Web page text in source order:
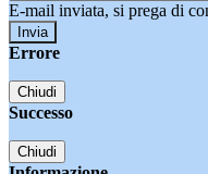
E-mail inviata, si prega di
Errore
Chiudi
Successo
Chiudi